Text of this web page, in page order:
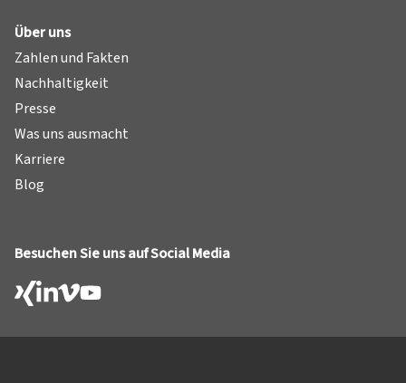
Über uns
Zahlen und Fakten
Nachhaltigkeit
Presse
Was uns ausmacht
Karriere
Blog
Besuchen Sie uns auf Social Media